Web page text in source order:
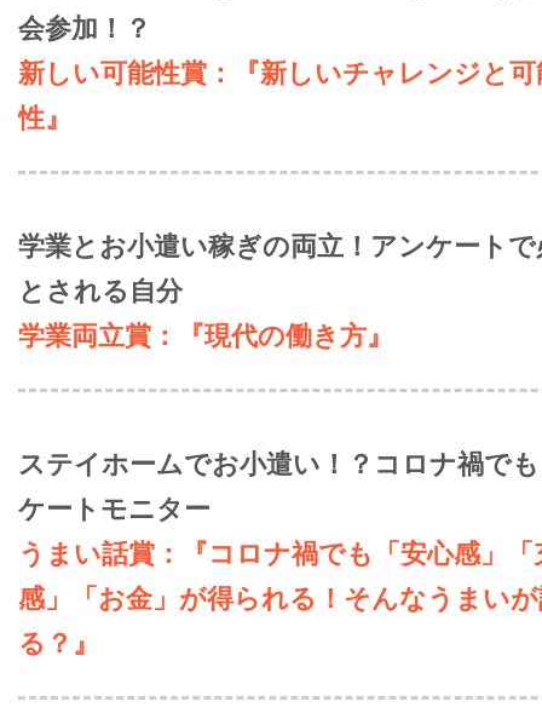
会参加！？
新しい可能性賞：『新しいチャレンジと可
性』
学業とお小遣い稼ぎの両立！アンケートで
とされる自分
学業両立賞：『現代の働き方』
ステイホームでお小遣い！？コロナ禍で
ケートモニター
うまい話賞：『コロナ禍でも「安心感」「
感」「お金」が得られる！そんなうまい
る？』